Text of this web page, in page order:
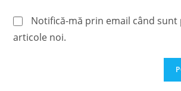
Notifică-mă prin email când sunt
articole noi.